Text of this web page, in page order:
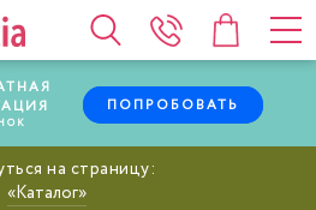
ПОПРОБОВАТЬ
Каталог